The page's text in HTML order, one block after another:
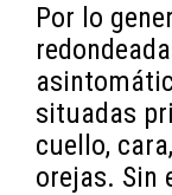
Por lo
situadas
cuello,
orejas. Sin